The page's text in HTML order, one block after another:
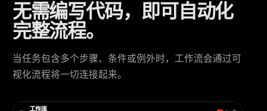
无需编写代码，即可自动化
完整流程。
当任务包含多个步骤、条件或例外时，工作流会通过可
视化流程将一切连接起来。